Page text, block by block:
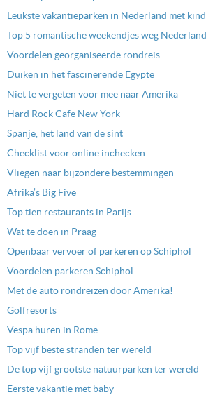
Leukste vakantieparken in Nederland met
Top 5 romantische weekendjes weg Nederland
Voordelen georganiseerde rondreis
Duiken in het fascinerende Egypte
Niet te vergeten voor mee naar Amerika
Hard Rock Cafe New York
Spanje, het land van de sint
Checklist voor online inchecken
Vliegen naar bijzondere bestemmingen
Afrika’s Big Five
Top tien restaurants in Parijs
Wat te doen in Praag
Openbaar vervoer of parkeren op Schiphol
Voordelen parkeren Schiphol
Met de auto rondreizen door Amerika!
Golfresorts
Vespa huren in Rome
Top vijf beste stranden ter wereld
De top vijf grootste natuurparken ter wereld
Eerste vakantie met baby